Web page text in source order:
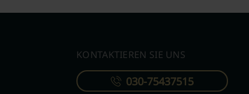
KONTAKTIEREN SIE UNS
030-75437515